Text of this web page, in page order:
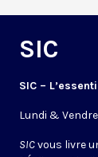
SIC
SIC –
Lundi &
SICvous livre